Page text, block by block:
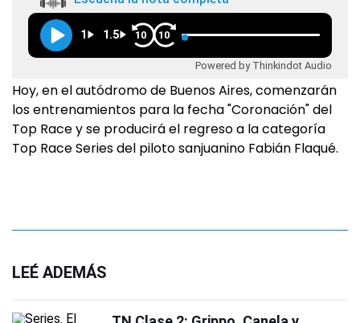
1 1.5 10 10
Powered by Thinkindot Audio
Hoy, en el autódromo de Buenos Aires, comenzarán
los entrenamientos para la fecha "Coronación" del
Top Race y se producirá el regreso a la categoría
Top Race Series del piloto sanjuanino Fabián Flaqué.
LEÉ ADEMÁS